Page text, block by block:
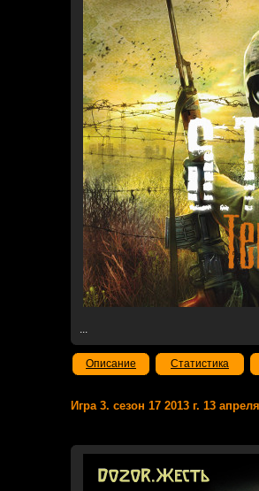
...
Описание Статистика
Игра 3. сезон 17 2013 г. 13